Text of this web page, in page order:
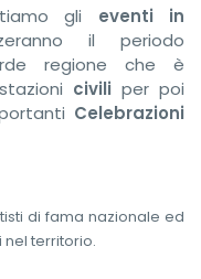
gli eventi in
il periodo
regione che è
civili per poi
Celebrazioni
di fama nazionale ed
territorio.